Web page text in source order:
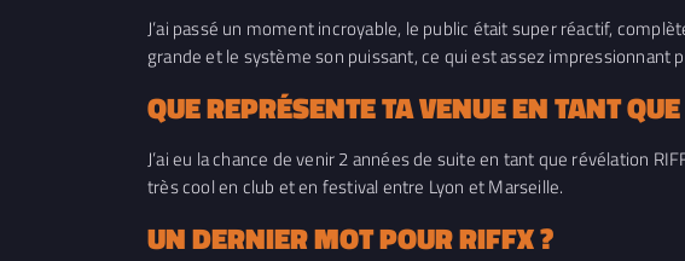
J’ai passé un moment incroyable, le public était super réactif,
grande et le système son puissant, ce qui est assez
QUE REPRÉSENTE TA VENUE EN TANT
J’ai eu la chance de venir 2 années de suite en tant que révélation
très cool en club et en festival entre Lyon et Marseille.
UN DERNIER MOT POUR RIFFX ?